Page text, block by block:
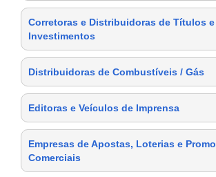
Corretoras e Distribuidoras de Títulos e
Investimentos
Distribuidoras de Combustíveis / Gás
Editoras e Veículos de Imprensa
Empresas de Apostas, Loterias e
Comerciais